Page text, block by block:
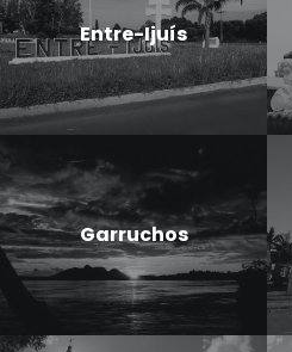
Entre-Ijuís
Garruchos